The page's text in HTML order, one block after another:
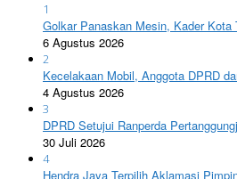
1
Golkar Panaskan Mesin, Kader
6 Agustus 2026
2
Kecelakaan Mobil, Anggota DPRD
4 Agustus 2026
3
DPRD Setujui Ranperda
30 Juli 2026
4
Hendra Jaya Terpilih Aklamasi